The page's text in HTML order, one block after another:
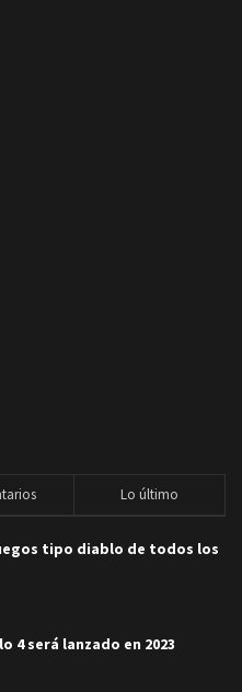
Lo último
tipo diablo de todos los
4 será lanzado en 2023